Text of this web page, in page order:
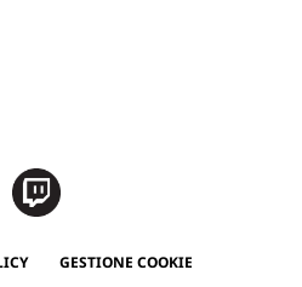
GESTIONE COOKIE